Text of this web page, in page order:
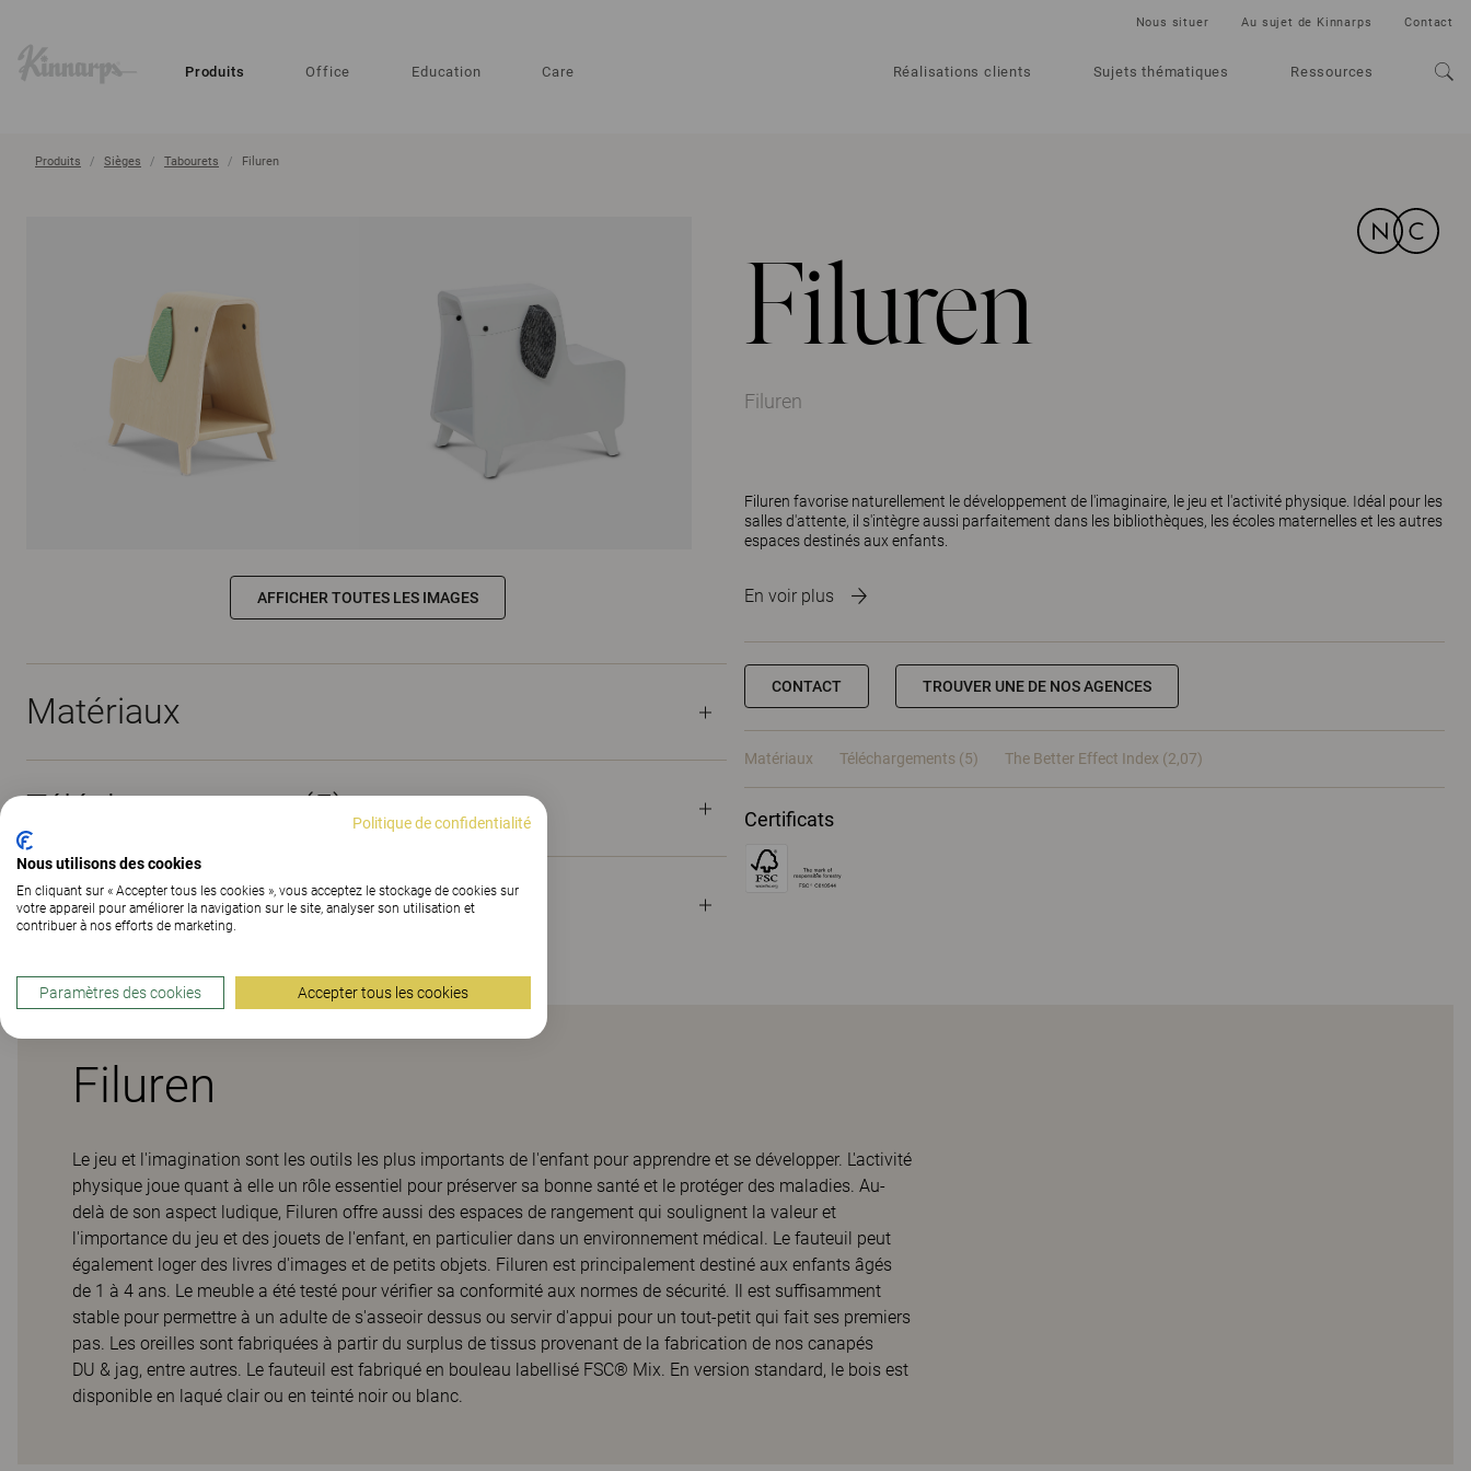
Produits Office Education Care Réalisations clients Sujets thématiques Ressources
Nous situer Au sujet de Kinnarps Contact
Produits Sièges Tabourets Filuren
Filuren
Filuren
Filuren favorise naturellement le développement de l'imaginaire, le jeu et l'activité physique. Idéal pour les
salles d'attente, il s'intègre aussi parfaitement dans les bibliothèques, les écoles maternelles et les autres
espaces destinés aux enfants.
En voir plus
CONTACT TROUVER UNE DE NOS AGENCES
Matériaux Téléchargements (5) The Better Effect Index (2,07)
Certificats
AFFICHER TOUTES LES IMAGES
Matériaux
Téléchargements (5)
The Better Effect Index (2,07)
Filuren
Le jeu et l'imagination sont les outils les plus importants de l'enfant pour apprendre et se développer. L'activité
physique joue quant à elle un rôle essentiel pour préserver sa bonne santé et le protéger des maladies. Au-
delà de son aspect ludique, Filuren offre aussi des espaces de rangement qui soulignent la valeur et
l'importance du jeu et des jouets de l'enfant, en particulier dans un environnement médical. Le fauteuil peut
également loger des livres d'images et de petits objets. Filuren est principalement destiné aux enfants âgés
de 1 à 4 ans. Le meuble a été testé pour vérifier sa conformité aux normes de sécurité. Il est suffisamment
stable pour permettre à un adulte de s'asseoir dessus ou servir d'appui pour un tout-petit qui fait ses premiers
pas. Les oreilles sont fabriquées à partir du surplus de tissus provenant de la fabrication de nos canapés
DU & jag, entre autres. Le fauteuil est fabriqué en bouleau labellisé FSC® Mix. En version standard, le bois est
disponible en laqué clair ou en teinté noir ou blanc.
Politique de confidentialité
Nous utilisons des cookies
En cliquant sur « Accepter tous les cookies », vous acceptez le stockage de cookies sur
votre appareil pour améliorer la navigation sur le site, analyser son utilisation et
contribuer à nos efforts de marketing.
Paramètres des cookies Accepter tous les cookies